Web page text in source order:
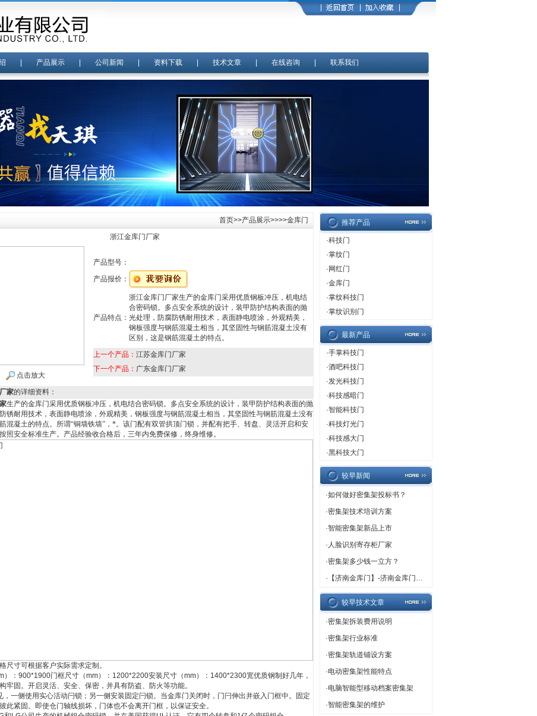
产品展示| 公司新闻 资料下载| 技术文章| 在线咨询 联系我们
首页>>产品展示>>>>金库门
浙江金库门厂家
点击放大
产品型号：
产品报价：
产品特点：
浙江金库门厂家生产的金库门采用优质钢板冲压，机电结
合密码锁。多点安全系统的设计，装甲防护结构表面的抛
光处理，防腐防锈耐用技术，表面静电喷涂，外观精美，
钢板强度与钢筋混凝土相当，其坚固性与钢筋混凝土没有
区别，这是钢筋混凝土的特点。
上一个产品： 江苏金库门厂家
下一个产品： 广东金库门厂家
家的详细资料：
生产的金库门采用优质钢板冲压，机电结合密码锁。多点安全系统的设计，装甲防护结构表面的抛
锈耐用技术，表面静电喷涂，外观精美，钢板强度与钢筋混凝土相当，其坚固性与钢筋混凝土没有
混凝土的特点。所谓“铜墙铁墙”，*。该门配有双管拱顶门锁，并配有把手、转盘、灵活开启和安
照安全标准生产。产品经验收合格后，三年内免费保修，终身维修。
尺寸可根据客户实际需求定制。
）： 900*1900门框尺寸（mm）： 1200*2200安装尺寸（mm）： 1400*2300宽优质钢制好几年，
牢固。开启灵活、安全、保密，并具有防盗、防火等功能。
，一侧使用实心活动闩锁；另一侧安装固定闩锁。当金库门关闭时，门闩伸出并嵌入门框中。固定
此紧固。即使仓门轴线损坏，门体也不会离开门框，以保证安全。
推荐产品
·科技门
·掌纹门
· 网红门
·金库门
·掌纹科技门
·掌纹识别门
最新产品
·手掌科技门
·酒吧科技门
·发光科技门
·科技感暗门
·智能科技门
·科技灯光门
·科技感大门
·黑科技大门
较早新闻
·如何做好密集架投标书？
·密集架技术培训方案
·智能密集架新品上市
· 人脸识别寄存柜厂家
·密集架多少钱一立方？
· 【济南金库门】-济南金库门厂家,济南金库门定做
较早技术文章
·密集架拆装费用说明
·密集架行业标准
·密集架轨道铺设方案
·电动密集架性能特点
·电脑智能型移动档案密集架
·智能密集架的维护